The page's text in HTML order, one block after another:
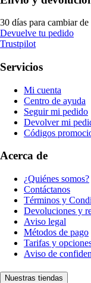
30 días para cambiar
Devuelve tu pedido
Trustpilot
Servicios
Mi cuenta
Centro de ayuda
Seguir mi pedido
Devolver mi
Códigos
Acerca de
¿Quiénes somos?
Contáctanos
Términos y
Devoluciones y
Aviso legal
Métodos de pago
Tarifas y
Aviso de
Nuestras tiendas